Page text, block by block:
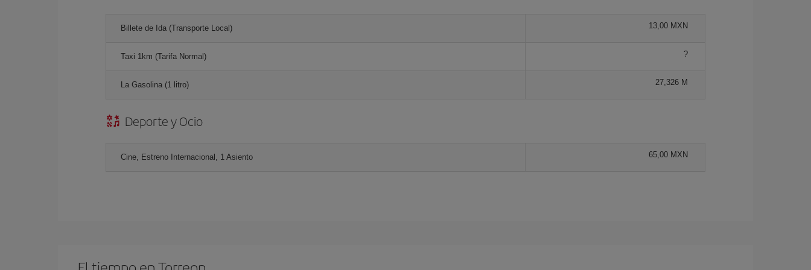
Billete de Ida (Transporte Local) 13,00 MXN
Taxi 1km (Tarifa Normal) ?
La Gasolina (1 litro) 27,326 M
Deporte y Ocio
Cine, Estreno Internacional, 1 Asiento 65,00 MXN